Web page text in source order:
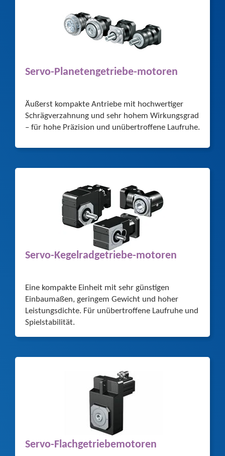
Servo-Planetengetriebe-motoren
Äußerst kompakte Antriebe mit hochwertiger
Schrägverzahnung und sehr hohem Wirkungsgrad
– für hohe Präzision und unübertroffene Laufruhe.
Servo-Kegelradgetriebe-motoren
Eine kompakte Einheit mit sehr günstigen
Einbaumaßen, geringem Gewicht und hoher
Leistungsdichte. Für unübertroffene Laufruhe und
Spielstabilität.
Servo-Flachgetriebemotoren